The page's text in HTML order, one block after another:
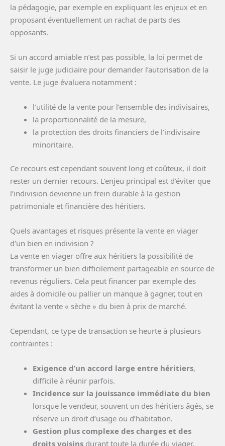
la pédagogie, par exemple en expliquant les enjeux et en
proposant éventuellement un rachat de parts des
opposants.
Si un accord amiable n’est pas possible, la loi permet de
saisir le juge judiciaire pour demander l’autorisation de la
vente. Le juge évaluera notamment :
l’utilité de la vente pour l’ensemble des indivisaires,
la proportionnalité de la mesure,
la protection des droits financiers de l’indivisaire
minoritaire.
Ce recours est cependant souvent long et coûteux, il doit
rester un dernier recours. L’enjeu principal est d’éviter que
l’indivision devienne un frein durable à la gestion
patrimoniale et financière des héritiers.
Quels avantages et risques présente la vente en viager
d’un bien en indivision ?
La vente en viager offre aux héritiers la possibilité de
transformer un bien difficilement partageable en source de
revenus réguliers. Cela peut financer par exemple des
aides à domicile ou pallier un manque à gagner, tout en
évitant la vente « sèche » du bien à prix de marché.
Cependant, ce type de transaction se heurte à plusieurs
contraintes :
Exigence d’un accord large entre héritiers,
difficile à réunir parfois.
Incidence sur la jouissance immédiate du bien
lorsque le vendeur, souvent un des héritiers âgés, se
réserve un droit d’usage ou d’habitation.
Gestion plus complexe des charges et des
droits voisins durant toute la durée du viager,